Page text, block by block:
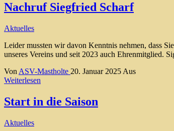
Nachruf Siegfried Scharf
Aktuelles
Leider mussten wir davon Kenntnis nehmen, dass
unseres Vereins und seit 2023 auch Ehrenmitglied.
Von ASV-Mastholte 20. Januar 2025 Aus
Weiterlesen
Start in die Saison
Aktuelles